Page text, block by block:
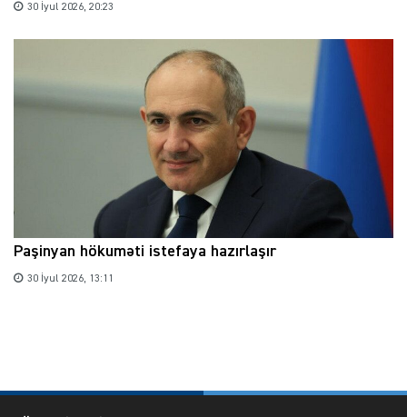
30 İyul 2026, 20:23
Paşinyan hökuməti istefaya hazırlaşır
30 İyul 2026, 13:11